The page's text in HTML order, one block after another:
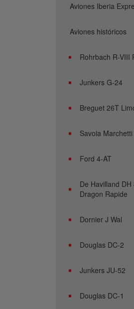
Aviones Iberia
Aviones históricos
Rohrbach R-VIII
Junkers G-24
Breguet 26T
Savoia
Ford 4-AT
De Havilland DH
Dragon Rapide
Dornier J Wal
Douglas DC-2
Junkers JU-52
Douglas DC-1